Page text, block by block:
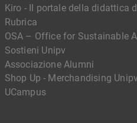
Kiro - Il portale della didattica
Rubrica
OSA – Office for Sustainable
Sostieni Unipv
Associazione Alumni
Shop Up - Merchandising Unipv
UCampus